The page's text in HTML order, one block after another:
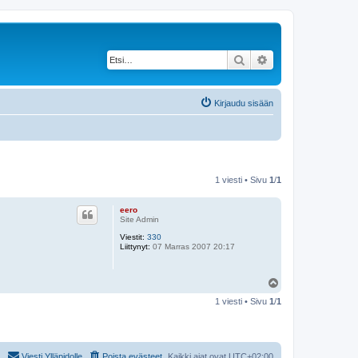
Etsi
Kirjaudu sisään
1 viesti • Sivu 1/1
eero
Site Admin
Viestit: 330
Liittynyt: 07 Marras 2007 20:17
ö
1 viesti • Sivu 1/1
Kaikki ajat ovat UTC+02:00
Poista evästeet
Viesti Ylläpidolle